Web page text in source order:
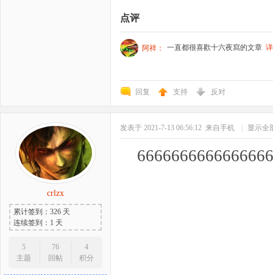
点评
阿祥： 一直都很喜歡十六夜寫的文章
回复 支持 反对
crlzx
累计签到：326 天
连续签到：1 天
5
主题
76
回帖
4
积分
发表于 2021-7-13 06:56:12 来自手机 显示全